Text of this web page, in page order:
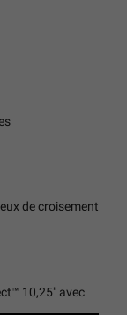
de croisement
10,25" avec